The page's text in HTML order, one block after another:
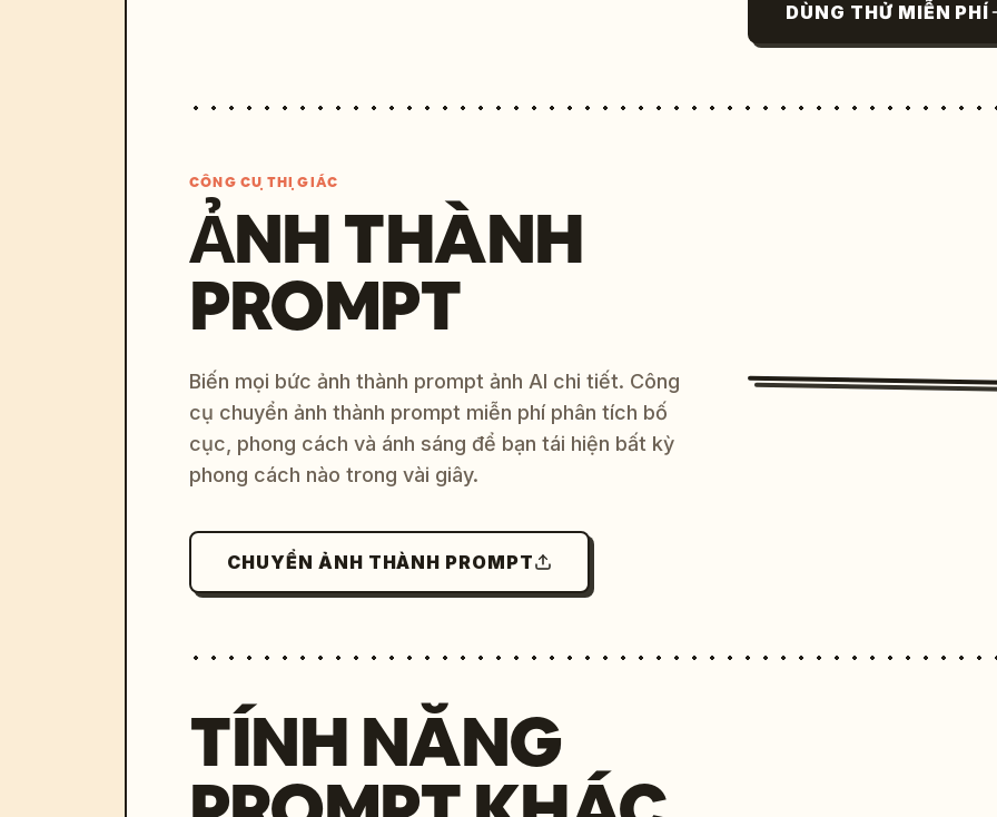
DÙNG THỬ MIỄN PHÍ
CÔNG CỤ THỊ GIÁC
ẢNH THÀNH
PROMPT
Biến mọi bức ảnh thành prompt ảnh AI chi tiết. Công
cụ chuyển ảnh thành prompt miễn phí phân tích bố
cục, phong cách và ánh sáng để bạn tái hiện bất kỳ
phong cách nào trong vài giây.
CHUYỂN ẢNH THÀNH PROMPT
TÍNH NĂNG